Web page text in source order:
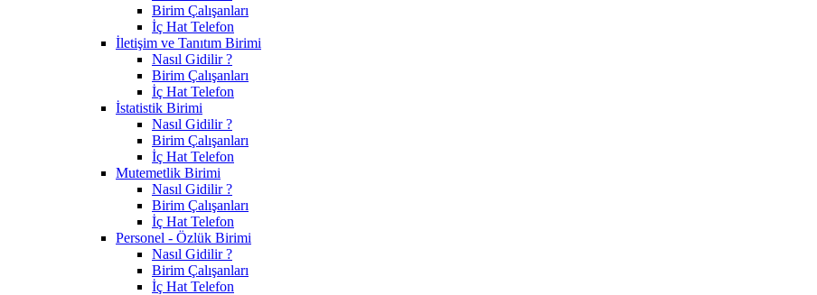
Birim Çalışanları
İç Hat Telefon
İletişim ve Tanıtım Birimi
Nasıl Gidilir ?
Birim Çalışanları
İç Hat Telefon
İstatistik Birimi
Nasıl Gidilir ?
Birim Çalışanları
İç Hat Telefon
Mutemetlik Birimi
Nasıl Gidilir ?
Birim Çalışanları
İç Hat Telefon
Personel - Özlük Birimi
Nasıl Gidilir ?
Birim Çalışanları
İç Hat Telefon